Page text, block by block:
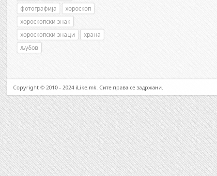
фотографија
хороскоп
хороскопски знак
хороскопски знаци
храна
љубов
Copyright © 2010 - 2024 iLike.mk. Сите права се задржани.